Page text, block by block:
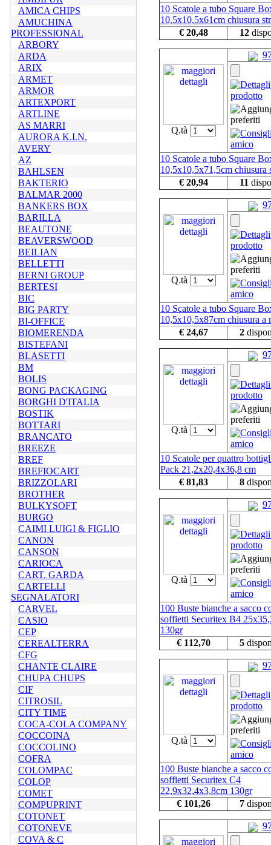
AMICA CHIPS
AMUCHINA
PROFESSIONAL
ARBORY
ARDA
ARIX
ARMET
ARMOR
ARTEXPORT
ARTLINE
AS MARRI
AURORA K.I.N.
AVERY
AZ
BAHLSEN
BAKTERIO
BALMAR 2000
BANKERS BOX
BARILLA
BEAUTONE
BEAVERSWOOD
BEILIAN
BELLETTI
BERNI GROUP
BERTESI
BIC
BIG PARTY
BI-OFFICE
BIOMERENDA
BISTEFANI
BLASETTI
BM
BOLIS
BONG PACKAGING
BORGHI D'ITALIA
BOSTIK
BOTTARI
BRANCATO
BREEZE
BREF
BREFIOCART
BRIZZOLARI
BROTHER
BULKYSOFT
BURGO
CAIMI LUIGI & FIGLIO
CANON
CANSON
CARIOCA
CART. GARDA
CARTELLI
SEGNALATORI
CARVEL
CASIO
CEP
CEREALTERRA
CFG
CHANTE CLAIRE
CHUPA CHUPS
CIF
CITROSIL
CITY TIME
COCA-COLA COMPANY
COCCOINA
COCCOLINO
COFRA
COLOMPAC
COLOP
COMET
COMPUPRINT
COTONET
COTONEVE
COVA & C
10 Scatole a tubo Square
10,5x10,5x61cm chiusura
€ 20,48
12
Q.tà
10 Scatole a tubo Square
10,5x10,5x71,5cm chiusura
€ 20,94
11
Q.tà
10 Scatole a tubo Square
10,5x10,5x87cm chiusura a
€ 24,67
2
Q.tà
10 Scatole per quattro
Pack 21,2x20,4x36,8 cm
€ 81,83
8
Q.tà
100 Buste bianche a sacco
soffietti Securitex B4
130gr
€ 112,70
5
Q.tà
100 Buste bianche a sacco
soffietti Securitex C4
22,9x32,4x3,8cm 130gr
€ 101,26
7